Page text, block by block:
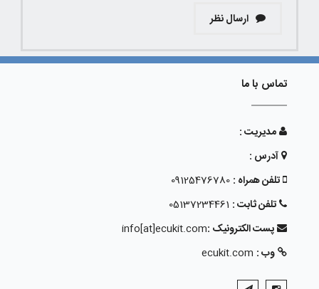
ارسال نظر
تماس با ما
مدیریت :
آدرس :
تلفن همراه : 09125476780
تلفن ثابت : 05137234461
پست الکترونیک :info[at]ecukit.com
وب : ecukit.com